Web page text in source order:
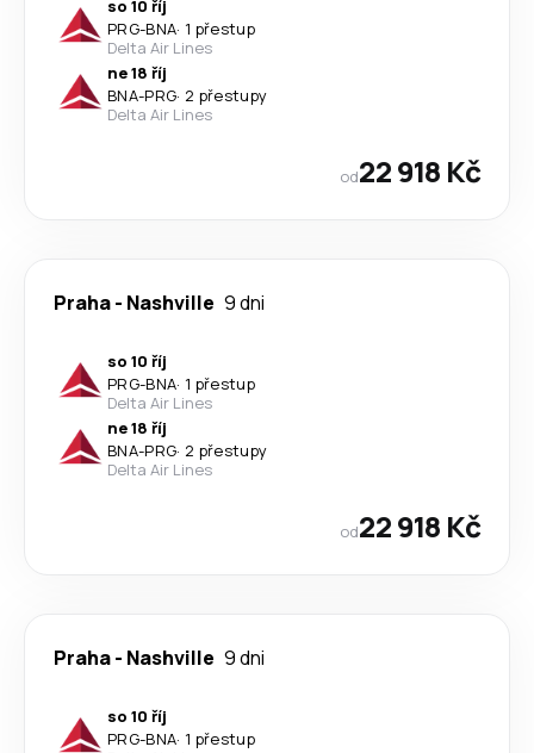
so 10 říj
PRG-BNA· 1 přestup
Delta Air Lines
ne 18 říj
BNA-PRG· 2 přestupy
Delta Air Lines
od22 918 Kč
Praha- Nashville 9 dni
so 10 říj
PRG-BNA· 1 přestup
Delta Air Lines
ne 18 říj
BNA-PRG· 2 přestupy
Delta Air Lines
od22 918 Kč
Praha- Nashville 9 dni
so 10 říj
PRG-BNA· 1 přestup